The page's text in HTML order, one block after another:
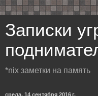
Записки
*nix заметки на память
среда, 14 сентября 2016 г.